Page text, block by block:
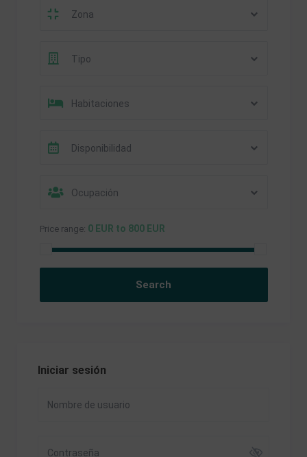
Zona
Tipo
Habitaciones
Disponibilidad
Ocupación
Price range: 0 EUR to 800 EUR
Iniciar sesión